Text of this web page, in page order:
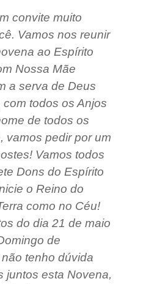
convite muito
Vamos nos reunir
ao Espírito
Nossa Mãe
a serva de Deus
todos os Anjos
de todos os
vamos pedir por um
Vamos todos
Dons do Espírito
o Reino do
como no Céu!
do dia 21 de maio
de
tenho dúvida
juntos esta Novena,